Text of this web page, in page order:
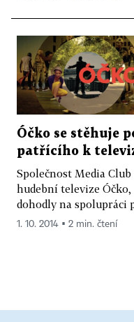
Óčko se stěhuje
patřícího k
Společnost Media
hudební televize Óčko,
dohodly na spolupráci
1. 10. 2014 ▪ 2 min. čtení